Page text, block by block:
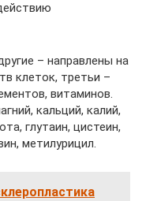
– направлены на
клеток, третьи –
витаминов.
кальций, калий,
глутаин, цистеин,
метилурицил.